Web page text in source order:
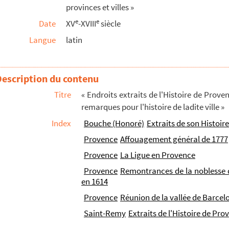
de Mailly de Neelle. 1709 »
Berengarii, de jure quod habebant in...
fois par les Huguenots, sçavoir les année...
Plaies, chez les frères Mineurs de Beau...
Annales Provinciae, epistolae, carmin...
Adjuncta est cosmographia et histori...
provinces et villes »
Date
XVe-XVIIIesiècle
Langue
latin
du contenu
Titre
« Endroits extraits de l'Histoire de
remarques pour l'histoire de ladite ville »
Index
Bouche (Honoré) Extraits de son
Provence Affouagement général de 1777
Provence La Ligue en Provence
Provence Remontrances de la
en 1614
Provence Réunion de la vallée de
Saint-Remy Extraits de l'Histoire de